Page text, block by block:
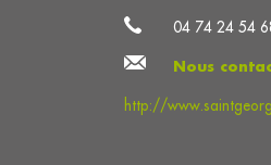
04 74 24 54
Nous
http://